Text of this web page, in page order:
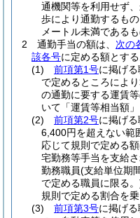
通機関等を利用せず
歩により通勤するも
メートル未満である
2
通勤手当の額は、 次の
該各号に定める額とする
(1)
前項第1号に掲げ
で定めるところによ
の通勤に要する運賃
いて「運賃等相当額
(2)
前項第2号に掲げ
6,400円を超えない範
応じて規則で定める額
宅勤務等手当を支給
勤務職員(支給単位期
で定める職員に限る
規則で定める割合を
(3)
前項第3号に掲げ